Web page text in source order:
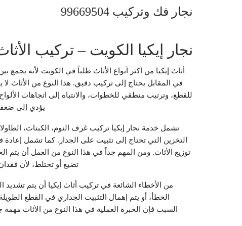
نجار فك وتركيب 99669504
نجار إيكيا الكويت – تركيب
أثاث إيكيا من أكثر أنواع الأثاث طلباً في الكويت لأنه
في المقابل يحتاج إلى تركيب دقيق. هذا النوع من الأثاث
للقطع، وترتيب منطقي للخطوات، والانتباه إلى اتجاهات
يؤدي إلى
تشمل خدمة نجار إيكيا تركيب غرف النوم، الكبتات،
التخزين التي تحتاج إلى تثبيت على الجدار. كما تشمل
توزيع الأثاث. ومن المهم جداً في هذا النوع من العمل أن يتم
تضيع أو تختلط، لأن
من الأخطاء الشائعة في تركيب أثاث إيكيا أن يتم تشديد
الخطأ، أو يتم إهمال التثبيت الجداري في القطع
السبب فإن الخبرة العملية في هذا النوع من الأثاث